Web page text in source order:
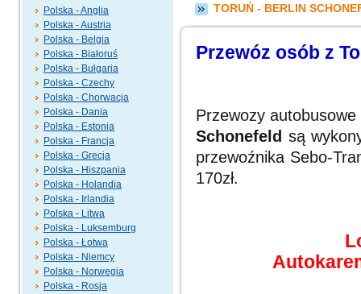
Polska - Anglia
Polska - Austria
Polska - Belgia
Polska - Białoruś
Polska - Bułgaria
Polska - Czechy
Polska - Chorwacja
Polska - Dania
Polska - Estonia
Polska - Francja
Polska - Grecja
Polska - Hiszpania
Polska - Holandia
Polska - Irlandia
Polska - Litwa
Polska - Luksemburg
Polska - Łotwa
Polska - Niemcy
Polska - Norwegia
Polska - Rosja
TORUŃ - BERLIN
Przewóz osób z
Przewozy
Schonefeld są
przewoźnika Sebo-
170zł.